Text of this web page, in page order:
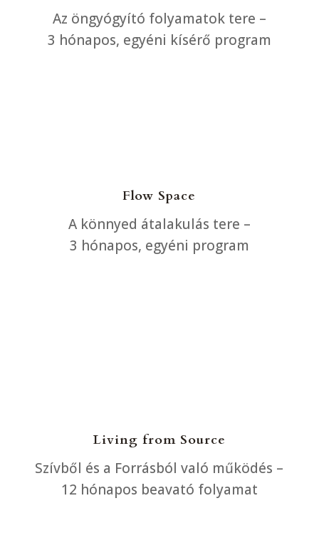
Az öngyógyító folyamatok tere –
3 hónapos, egyéni kísérő program
Flow Space
A könnyed átalakulás tere –
3 hónapos, egyéni program
Living from Source
Szívből és a Forrásból való működés –
12 hónapos beavató folyamat